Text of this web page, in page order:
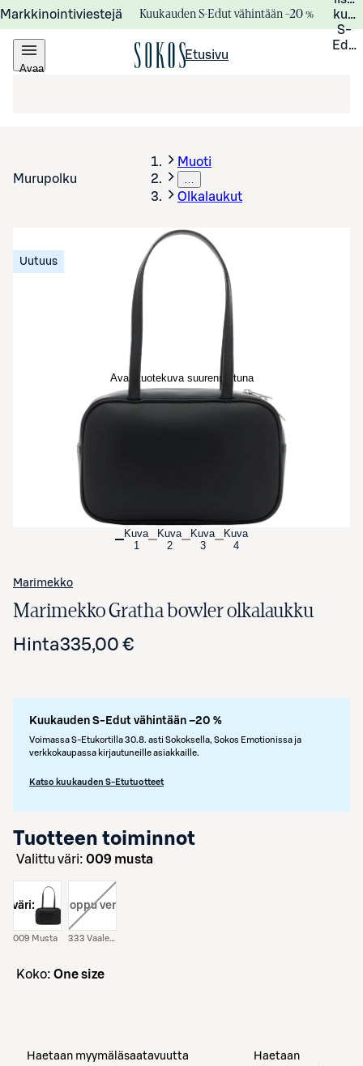
Markkinointiviestejä Kuukauden S-Edut vähintään –20 %
S-
Avaa
Etusivu
Murupolku
Muoti
…
Olkalaukut
Avaa tuotekuva suurennettuna
Uutuus
Kuva
1
Kuva
2
Kuva
3
Kuva
4
Marimekko
Marimekko Gratha bowler olkalaukku
Hinta335,00 €
Kuukauden S-Edut vähintään –20 %
Voimassa S-Etukortilla 30.8. asti Sokoksella, Sokos Emotionissa ja
verkkokaupassa kirjautuneille asiakkaille.
Katso kuukauden S-Etutuotteet
Tuotteen toiminnot
Valittu väri: 009 musta
väri:
009 Musta
väri: , loppu verkosta
333 Vaaleanpunainen
koko: One size
Haetaan myymäläsaatavuutta
Haetaan